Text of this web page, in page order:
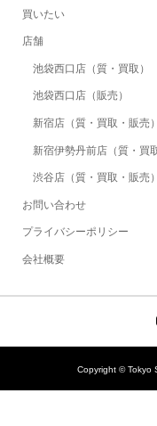
買いたい
店舗
池袋西口店（質・買取）
池袋西口店（販売）
新宿店（質・買取・販売）
新宿伊勢丹前店（質・買取
渋谷店（質・買取・販売）
お問い合わせ
プライバシーポリシー
会社概要
Copyright © Tokyo